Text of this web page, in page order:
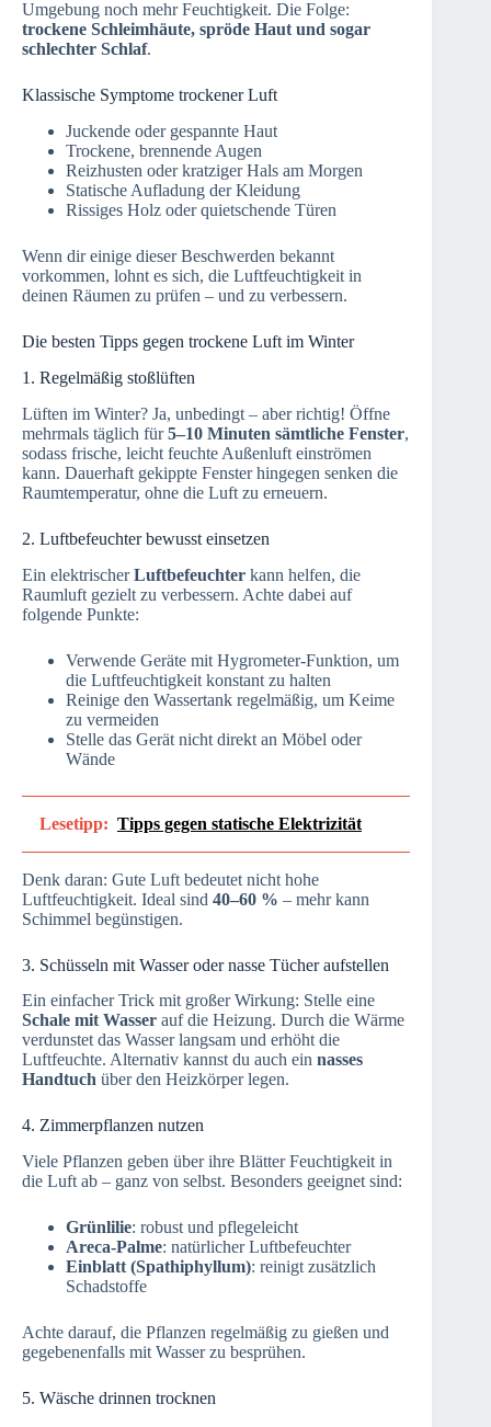
Umgebung noch mehr Feuchtigkeit. Die Folge:
trockene Schleimhäute, spröde Haut und sogar
schlechter Schlaf.
Klassische Symptome trockener Luft
Juckende oder gespannte Haut
Trockene, brennende Augen
Reizhusten oder kratziger Hals am Morgen
Statische Aufladung der Kleidung
Rissiges Holz oder quietschende Türen
Wenn dir einige dieser Beschwerden bekannt
vorkommen, lohnt es sich, die Luftfeuchtigkeit in
deinen Räumen zu prüfen – und zu verbessern.
Die besten Tipps gegen trockene Luft im Winter
1. Regelmäßig stoßlüften
Lüften im Winter? Ja, unbedingt – aber richtig! Öffne
mehrmals täglich für5–10 Minuten sämtliche Fenster,
sodass frische, leicht feuchte Außenluft einströmen
kann. Dauerhaft gekippte Fenster hingegen senken die
Raumtemperatur, ohne die Luft zu erneuern.
2. Luftbefeuchter bewusst einsetzen
Ein elektrischerLuftbefeuchter kann helfen, die
Raumluft gezielt zu verbessern. Achte dabei auf
folgende Punkte:
Verwende Geräte mit Hygrometer-Funktion, um
die Luftfeuchtigkeit konstant zu halten
Reinige den Wassertank regelmäßig, um Keime
zu vermeiden
Stelle das Gerät nicht direkt an Möbel oder
Wände
Lesetipp: Tipps gegen statische Elektrizität
Denk daran: Gute Luft bedeutet nicht hohe
Luftfeuchtigkeit. Ideal sind 40–60 % – mehr kann
Schimmel begünstigen.
3. Schüsseln mit Wasser oder nasse Tücher aufstellen
Ein einfacher Trick mit großer Wirkung: Stelle eine
Schale mit Wasser auf die Heizung. Durch die Wärme
verdunstet das Wasser langsam und erhöht die
Luftfeuchte. Alternativ kannst du auch ein nasses
Handtuch über den Heizkörper legen.
4. Zimmerpflanzen nutzen
Viele Pflanzen geben über ihre Blätter Feuchtigkeit in
die Luft ab – ganz von selbst. Besonders geeignet sind:
Grünlilie: robust und pflegeleicht
Areca-Palme: natürlicher Luftbefeuchter
Einblatt (Spathiphyllum): reinigt zusätzlich
Schadstoffe
Achte darauf, die Pflanzen regelmäßig zu gießen und
gegebenenfalls mit Wasser zu besprühen.
5. Wäsche drinnen trocknen